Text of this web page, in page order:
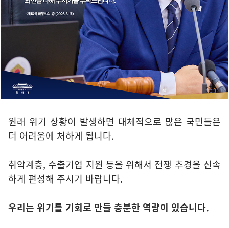
원래 위기 상황이 발생하면 대체적으로 많은 국민들은
더 어려움에 처하게 됩니다.
취약계층, 수출기업 지원 등을 위해서 전쟁 추경을 신속
하게 편성해 주시기 바랍니다.
우리는 위기를 기회로 만들 충분한 역량이 있습니다.